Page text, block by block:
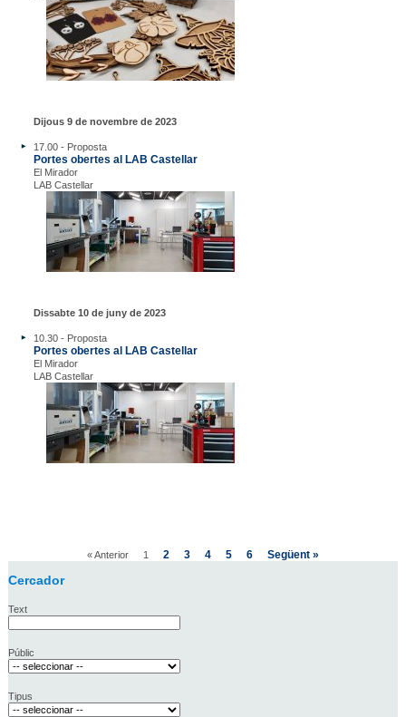
Dijous 9 de novembre de 2023
17.00 - Proposta
Portes obertes al LAB Castellar
El Mirador
LAB Castellar
Dissabte 10 de juny de 2023
10.30 - Proposta
Portes obertes al LAB Castellar
El Mirador
LAB Castellar
« Anterior 1 2 3 4 5 6 Següent »
Cercador
Text
Públic
Tipus